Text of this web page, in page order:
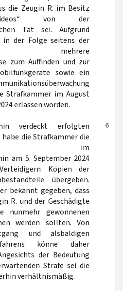
die Zeugin R. im Besitz
von der
Tat sei. Aufgrund
der Folge seitens der
mehrere
zum Auffinden und zur
sowie ein
Strafkammer im August
erlassen worden.
6
verdeckt erfolgten
die Strafkammer die
im
am 5. September 2024
Kopien der
übergeben.
bekannt gegeben, dass
R. und der Geschädigte
gewonnenen
werden sollten. Von
und alsbaldigen
könne daher
der Bedeutung
Strafe sei die
verhältnismäßig.